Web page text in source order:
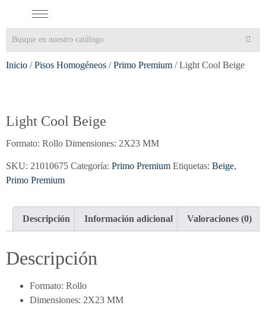
Inicio /Pisos Homogéneos /Primo Premium / Light Cool Beige
Light Cool Beige
Formato: Rollo Dimensiones: 2X23 MM
SKU: 21010675 Categoría: Primo Premium Etiquetas: Beige,
Primo Premium
Descripción Información adicional Valoraciones (0)
Descripción
Formato: Rollo
Dimensiones: 2X23 MM